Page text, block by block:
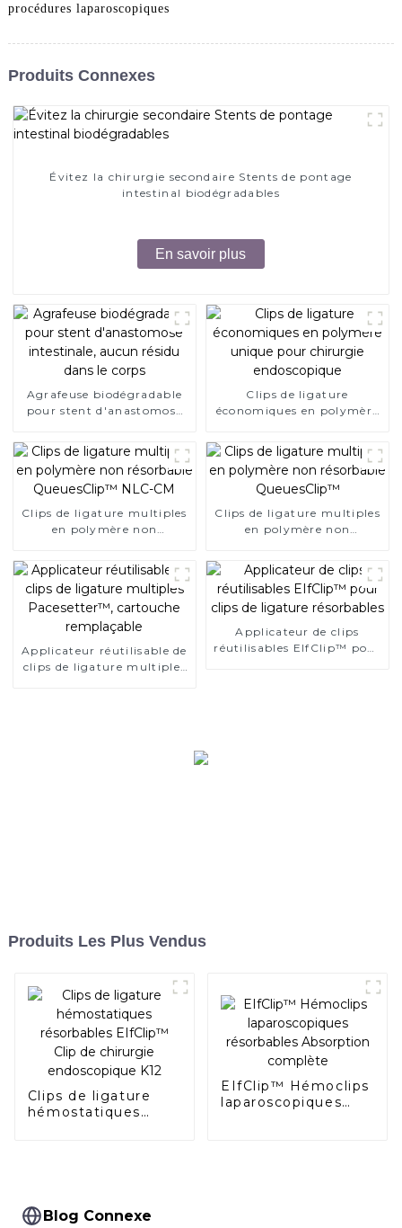
procédures laparoscopiques
Produits Connexes
Évitez la chirurgie secondaire Stents de pontage
intestinal biodégradables
En savoir plus
Agrafeuse biodégradable
pour stent d'anastomose
Clips de ligature
économiques en polymère
Clips de ligature multiples
en polymère non
Clips de ligature multiples
en polymère non
Applicateur réutilisable de
clips de ligature multiples
Applicateur de clips
réutilisables EIfClip™ pour
Produits Les Plus Vendus
Clips de ligature
hémostatiques
EIfClip™ Hémoclips
laparoscopiques
Blog Connexe